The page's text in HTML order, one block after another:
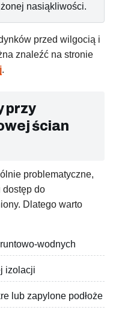
nasiąkliwości.
przed wilgocią i
znaleźć na stronie
.
przy
ścian
problematyczne,
dostęp do
Dlatego warto
wodnych
izolacji
lub zapylone podłoże